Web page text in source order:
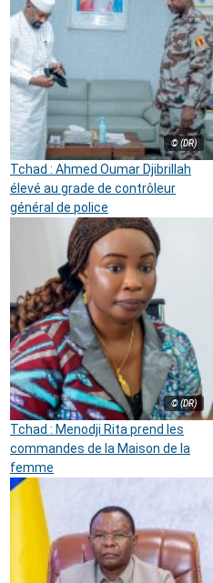
© (DR)
Tchad : Ahmed Oumar Djibrillah
élevé au grade de contrôleur
général de police
© (DR)
Tchad : Menodji Rita prend les
commandes de la Maison de la
femme